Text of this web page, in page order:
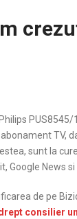
PUS8545/
TV,
sunt la
Google News si
de pe
consilier